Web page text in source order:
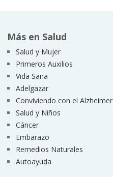
Más en Salud
Salud y Mujer
Primeros Auxilios
Vida Sana
Adelgazar
Conviviendo con el Alzheimer
Salud y Niños
Cáncer
Embarazo
Remedios Naturales
Autoayuda